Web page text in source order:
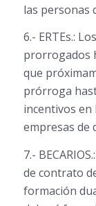
las personas
6.- ERTEs.:
prorrogados
que
prórroga
incentivos en
empresas de
7.-
de contrato
formación